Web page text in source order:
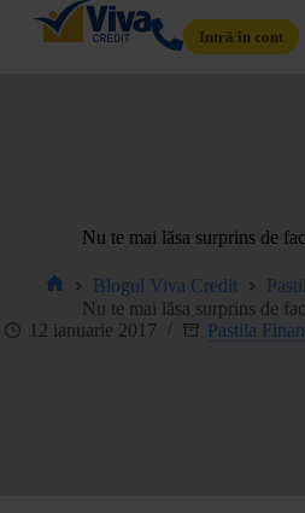
Intră în cont
Nu te mai lăsa surprins de
Blogul Viva Credit
Nu te mai lăsa surprins de
12 ianuarie 2017
Pastila